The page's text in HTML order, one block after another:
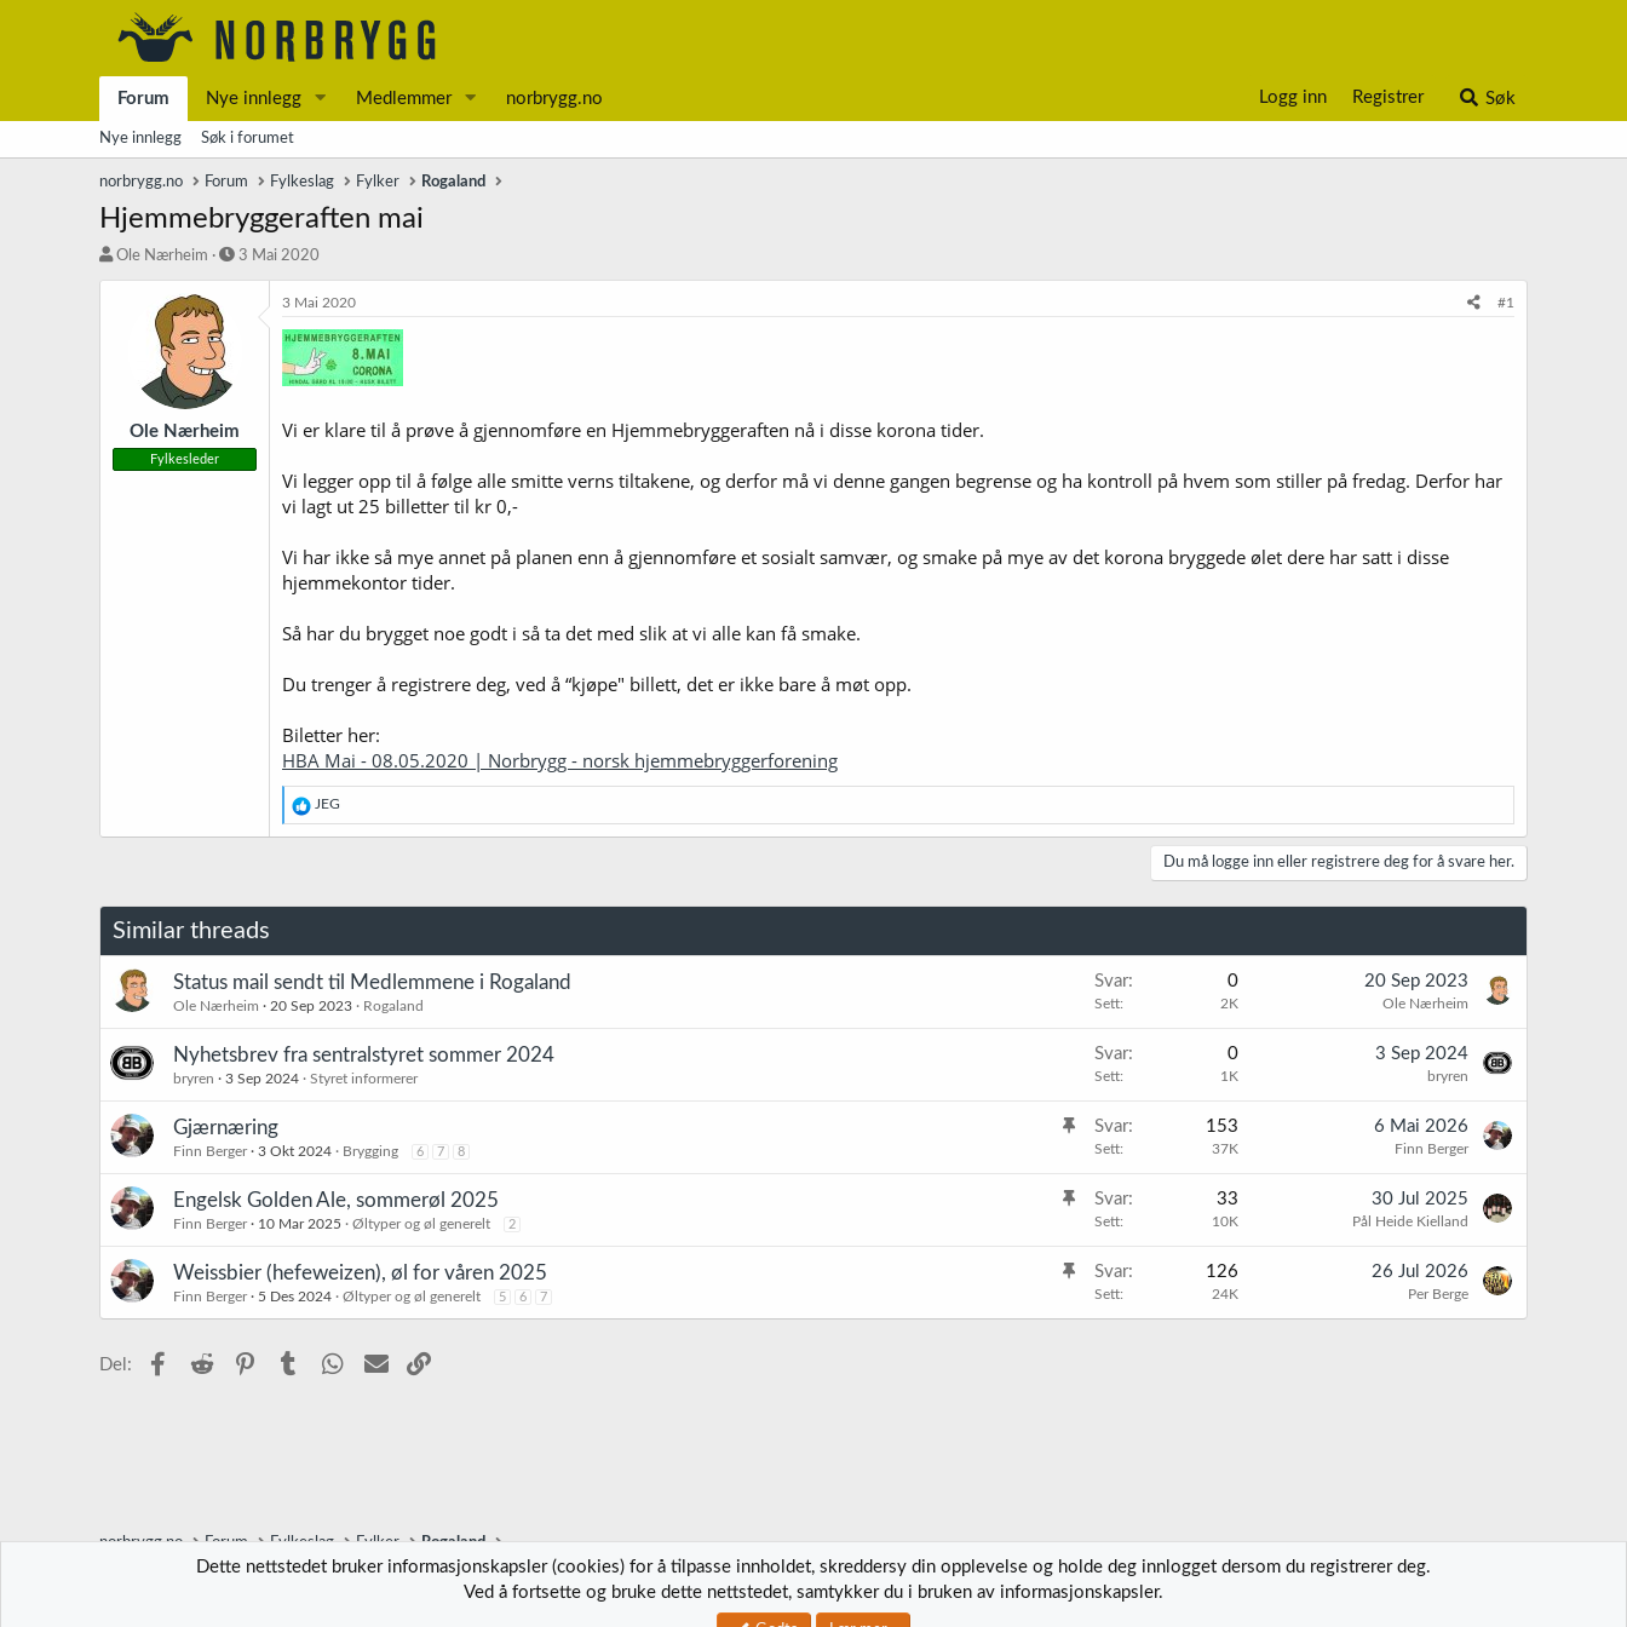
Forum Nye innlegg Medlemmer norbrygg.no Logg inn Registrer Søk
Nye innlegg Søk i forumet
norbrygg.no Forum Fylkeslag Fylker Rogaland
Hjemmebryggeraften mai
T
e
r
Ole Nærheim
S
o
3 Mai 2020
Ole Nærheim
Fylkesleder
3 Mai 2020 #1
Vi er klare til å prøve å gjennomføre en Hjemmebryggeraften nå i disse korona tider.
Vi legger opp til å følge alle smitte verns tiltakene, og derfor må vi denne gangen begrense og ha kontroll på hvem som stiller på fredag. Derfor har
vi lagt ut 25 billetter til kr 0,-
Vi har ikke så mye annet på planen enn å gjennomføre et sosialt samvær, og smake på mye av det korona bryggede ølet dere har satt i disse
hjemmekontor tider.
Så har du brygget noe godt i så ta det med slik at vi alle kan få smake.
Du trenger å registrere deg, ved å “kjøpe" billett, det er ikke bare å møt opp.
Biletter her:
HBA Mai - 08.05.2020 | Norbrygg - norsk hjemmebryggerforening
R
e
a
e
r
JEG
Du må logge inn eller registrere deg for å svare her.
Similar threads
Status mail sendt til Medlemmene i Rogaland
Ole Nærheim 20 Sep 2023 Rogaland
Svar 0
Sett 2K
20 Sep 2023
Ole Nærheim
Nyhetsbrev fra sentralstyret sommer 2024
bryren 3 Sep 2024 Styret informerer
Svar 0
Sett 1K
3 Sep 2024
bryren
K
s
e
Gjærnæring
Finn Berger 3 Okt 2024 Brygging 6 7 8
Svar 153
Sett 37K
6 Mai 2026
Finn Berger
K
s
r
Engelsk Golden Ale, sommerøl 2025
Finn Berger 10 Mar 2025 Øltyper og øl generelt 2
Svar 33
Sett 10K
30 Jul 2025
Pål Heide Kielland
K
i
Weissbier (hefeweizen), øl for våren 2025
Finn Berger 5 Des 2024 Øltyper og øl generelt 5 6 7
Svar 126
Sett 24K
26 Jul 2026
Per Berge
Del: Facebook
Reddit PinterestTumblr WhatsApp
E-post
norbrygg.no Forum Fylkeslag Fylker Rogaland
Kontakt oss Vilkår og regler
Dette nettstedet bruker informasjonskapsler (cookies) for å tilpasse innholdet, skreddersy din opplevelse og holde deg innlogget dersom du registrerer deg.
Ved å fortsette og bruke dette nettstedet, samtykker du i bruken av informasjonskapsler.